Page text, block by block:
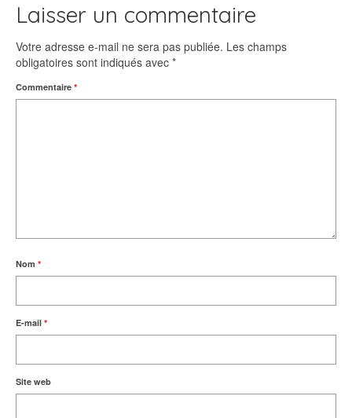
Laisser un commentaire
Votre adresse e-mail ne sera pas publiée. Les champs
obligatoires sont indiqués avec *
Commentaire *
Nom *
E-mail *
Site web